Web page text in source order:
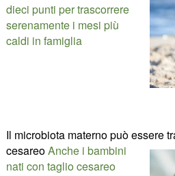
dieci punti per trascorrere
serenamente i mesi più
caldi in famiglia
Il microbiota materno può essere
cesareoAnche i bambini
nati con taglio cesareo